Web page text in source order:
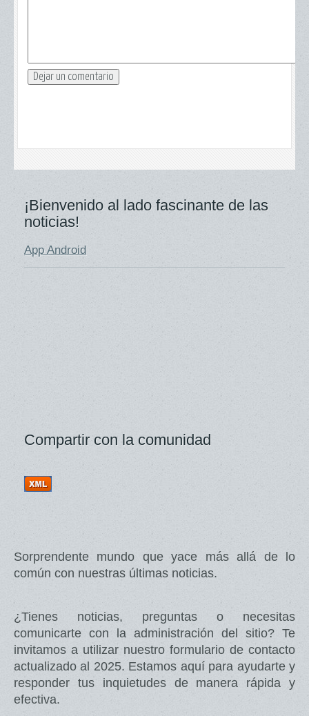
¡Bienvenido al lado fascinante de las
noticias!
App Android
Compartir con la comunidad
Sorprendente mundo que yace más allá de lo
común con nuestras últimas noticias.
¿Tienes noticias, preguntas o necesitas
comunicarte con la administración del sitio? Te
invitamos a utilizar nuestro formulario de contacto
actualizado al 2025. Estamos aquí para ayudarte y
responder tus inquietudes de manera rápida y
efectiva.